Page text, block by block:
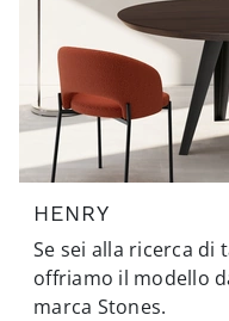
HENRY
Se sei alla ricerca di
offriamo il modello
marca Stones.